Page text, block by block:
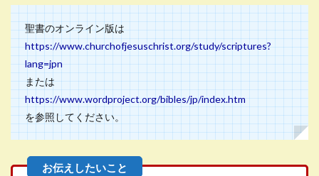
聖書のオンライン版は
https://www.churchofjesuschrist.org/study/scriptures?
lang=jpn
または
https://www.wordproject.org/bibles/jp/index.htm
を参照してください。